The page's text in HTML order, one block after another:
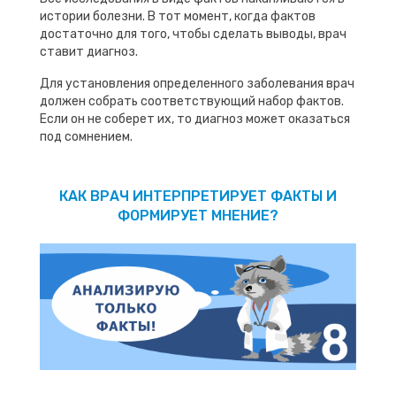
истории болезни. В тот момент, когда фактов
достаточно для того, чтобы сделать выводы, врач
ставит диагноз.
Для установления определенного заболевания врач
должен собрать соответствующий набор фактов.
Если он не соберет их, то диагноз может оказаться
под сомнением.
КАК ВРАЧ ИНТЕРПРЕТИРУЕТ ФАКТЫ И
ФОРМИРУЕТ МНЕНИЕ?